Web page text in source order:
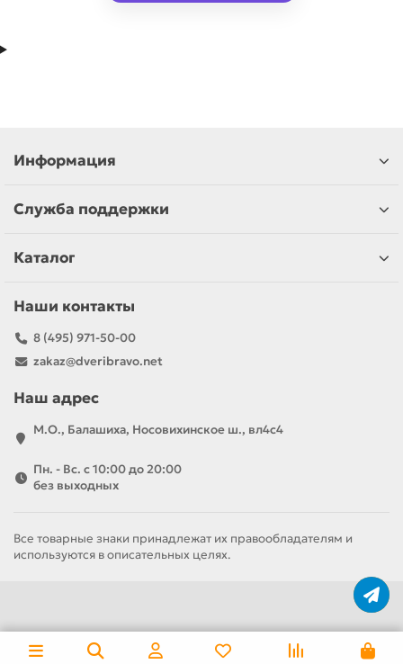
Информация
Служба поддержки
Каталог
Наши контакты
8 (495) 971-50-00
zakaz@dveribravo.net
Наш адрес
М.О., Балашиха, Носовихинское ш., вл4с4
Пн. - Вс. с 10:00 до 20:00
без выходных
Все товарные знаки принадлежат их правообладателям и
используются в описательных целях.